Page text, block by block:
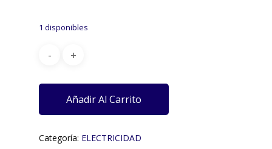
1 disponibles
Añadir Al Carrito
Categoría: ELECTRICIDAD